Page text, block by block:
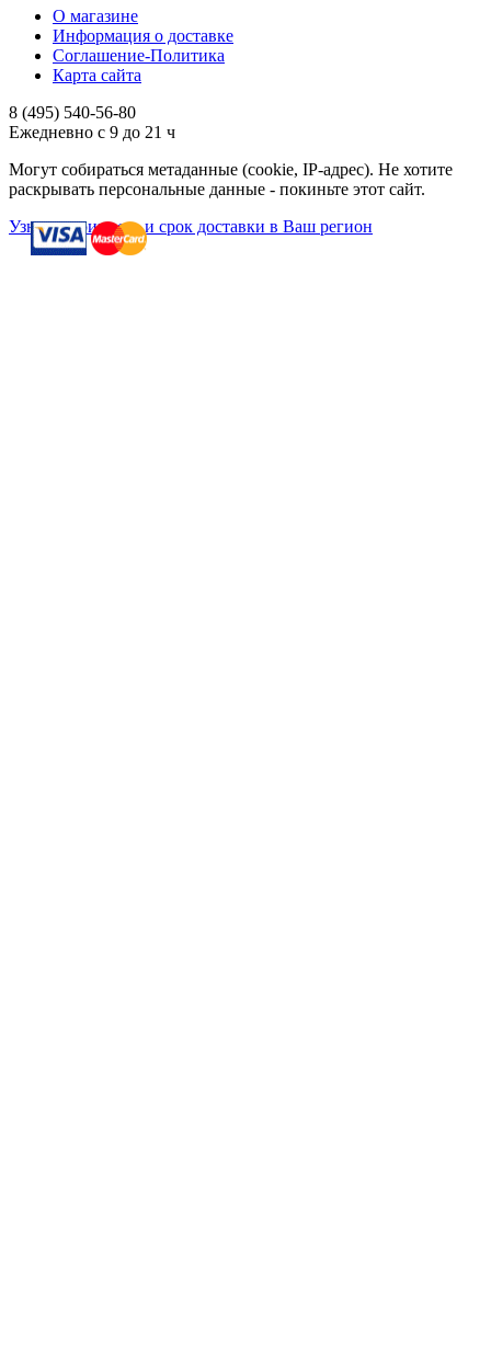
О магазине
Информация о доставке
Соглашение-Политика
Карта сайта
8 (495) 540-56-80
Ежедневно с 9 до 21 ч
Могут собираться метаданные (cookie, IP-адрес). Не хотите
раскрывать персональные данные - покиньте этот сайт.
Узнать стоимость и срок доставки в Ваш регион